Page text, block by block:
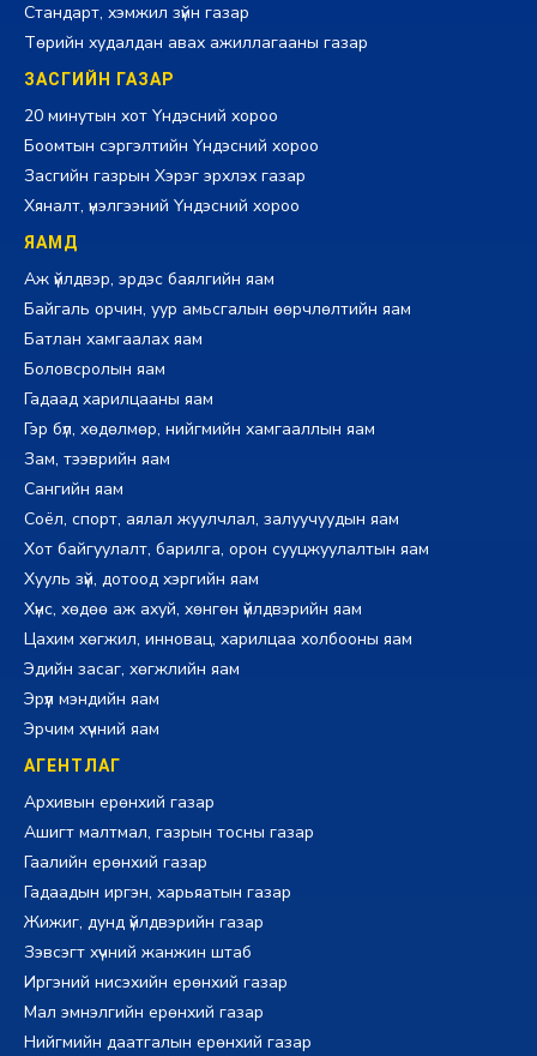
Стандарт, хэмжил зүйн газар
Төрийн худалдан авах ажиллагааны газар
ЗАСГИЙН ГАЗАР
20 минутын хот Үндэсний хороо
Боомтын сэргэлтийн Үндэсний хороо
Засгийн газрын Хэрэг эрхлэх газар
Хяналт, үнэлгээний Үндэсний хороо
ЯАМД
Аж үйлдвэр, эрдэс баялгийн яам
Байгаль орчин, уур амьсгалын өөрчлөлтийн яам
Батлан хамгаалах яам
Боловсролын яам
Гадаад харилцааны яам
Гэр бүл, хөдөлмөр, нийгмийн хамгааллын яам
Зам, тээврийн яам
Сангийн яам
Соёл, спорт, аялал жуулчлал, залуучуудын яам
Хот байгуулалт, барилга, орон сууцжуулалтын яам
Хууль зүй, дотоод хэргийн яам
Хүнс, хөдөө аж ахуй, хөнгөн үйлдвэрийн яам
Цахим хөгжил, инновац, харилцаа холбооны яам
Эдийн засаг, хөгжлийн яам
Эрүүл мэндийн яам
Эрчим хүчний яам
АГЕНТЛАГ
Архивын ерөнхий газар
Ашигт малтмал, газрын тосны газар
Гаалийн ерөнхий газар
Гадаадын иргэн, харьяатын газар
Жижиг, дунд үйлдвэрийн газар
Зэвсэгт хүчний жанжин штаб
Иргэний нисэхийн ерөнхий газар
Мал эмнэлгийн ерөнхий газар
Нийгмийн даатгалын ерөнхий газар